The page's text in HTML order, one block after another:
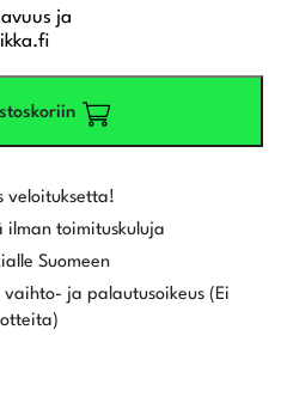
ja
veloituksetta!
ilman toimituskuluja
Suomeen
ja palautusoikeus (Ei